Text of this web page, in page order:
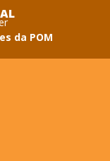
da POM